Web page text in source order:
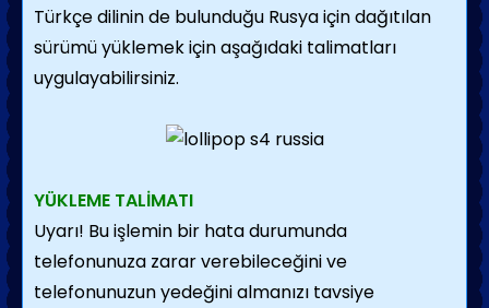
Türkçe dilinin de bulunduğu Rusya için dağıtılan
sürümü yüklemek için aşağıdaki talimatları
uygulayabilirsiniz.
YÜKLEME TALİMATI
Uyarı! Bu işlemin bir hata durumunda
telefonunuza zarar verebileceğini ve
telefonunuzun yedeğini almanızı tavsiye